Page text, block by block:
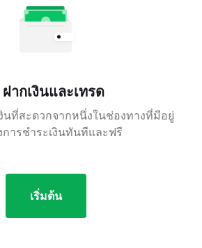
ากเงินและเทรด
นที่สะดวกจากหนึ่งในช่องทางที่มีอยู่
การชำระเงินทันทีและฟรี
เริ่มต้น